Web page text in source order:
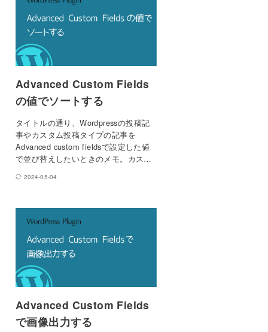
Advanced Custom Fields
の値でソートする
タイトルの通り、Wordpressの投稿記
事やカスタム投稿タイプの記事を
Advanced custom fieldsで設定した値
で並び替えしたいときのメモ。カス…
2024-05-04
Advanced Custom Fields
で画像出力する